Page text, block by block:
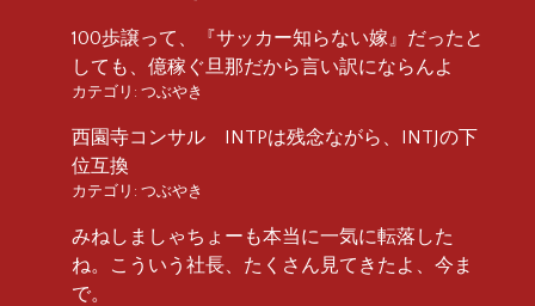
100歩譲って、『サッカー知らない嫁』だったと
しても、億稼ぐ旦那だから言い訳にならんよ
カテゴリ: つぶやき
西園寺コンサル INTPは残念ながら、INTJの下
位互換
カテゴリ: つぶやき
みねしましゃちょーも本当に一気に転落した
ね。こういう社長、たくさん見てきたよ、今ま
で。